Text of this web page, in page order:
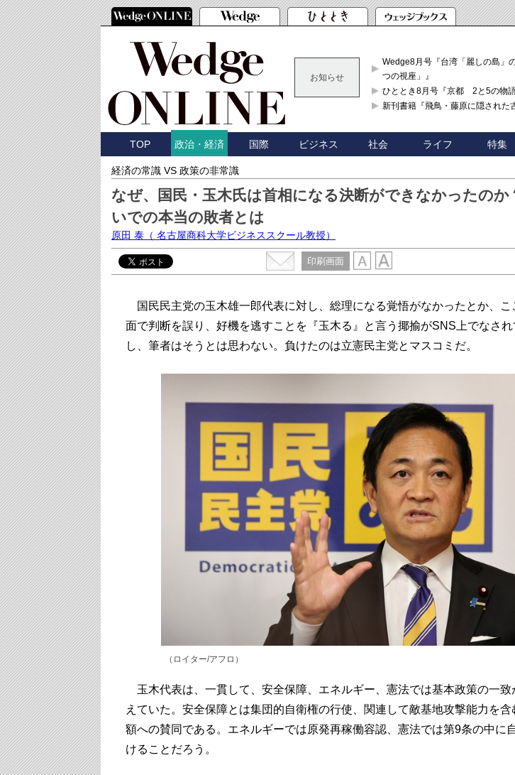
お知らせ
Wedge8月号『台湾「麗しの島」
つの視座」』
ひととき8月号『京都 2と5の物語
新刊書籍『飛鳥・藤原に隠された
TOP 政治・経済 国際 ビジネス 社会 ライフ 特集
経済の常識 VS 政策の非常識
なぜ、国民・玉木氏は首相になる決断ができなかったのか
いでの本当の敗者とは
原田 泰 （ 名古屋商科大学ビジネススクール教授）
印刷画面
国民民主党の玉木雄一郎代表に対し、総理になる覚悟がなかったとか、こ
面で判断を誤り、好機を逃すことを『玉木る』と言う揶揄がSNS上でなさ
し、筆者はそうとは思わない。負けたのは立憲民主党とマスコミだ。
（ロイター/アフロ）
玉木代表は、一貫して、安全保障、エネルギー、憲法では基本政策の一致
えていた。安全保障とは集団的自衛権の行使、関連して敵基地攻撃能力を含
額への賛同である。エネルギーでは原発再稼働容認、憲法では第9条の中に
けることだろう。